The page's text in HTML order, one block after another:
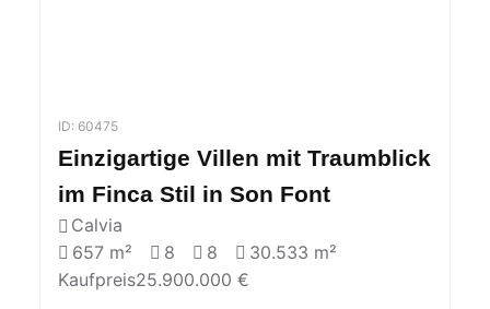
ID: 60475
Einzigartige Villen mit Traumblick
im Finca Stil in Son Font
Calvia
657 m²
8 8
30.533 m²
Kaufpreis25.900.000 €